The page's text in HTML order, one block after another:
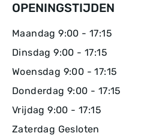
OPENINGSTIJDEN
Maandag 9:00 - 17:15
Dinsdag 9:00 - 17:15
Woensdag 9:00 - 17:15
Donderdag 9:00 - 17:15
Vrijdag 9:00 - 17:15
Zaterdag Gesloten